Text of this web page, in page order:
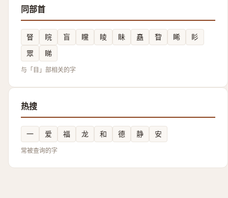
同部首
䀾 睆 盲 矘 睖 眛 矗 睝 睎
䀐
眾
睇
与「目」部相关的字
热搜
一 爱 福 龙 和 德 静 安
常被查询的字